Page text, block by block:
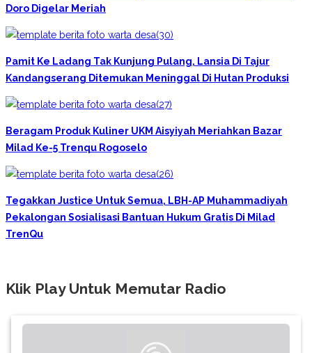
Doro Digelar Meriah
Pamit Ke Ladang Tak Kunjung Pulang, Lansia Di Tajur
Kandangserang Ditemukan Meninggal Di Hutan Produksi
Beragam Produk Kuliner UKM Aisyiyah Meriahkan Bazar
Milad Ke-5 Trenqu Rogoselo
Tegakkan Justice Untuk Semua, LBH-AP Muhammadiyah
Pekalongan Sosialisasi Bantuan Hukum Gratis Di Milad
TrenQu
Klik Play Untuk Memutar Radio